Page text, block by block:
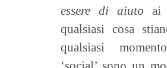
essere di aiuto ai
qualsiasi cosa
qualsiasi